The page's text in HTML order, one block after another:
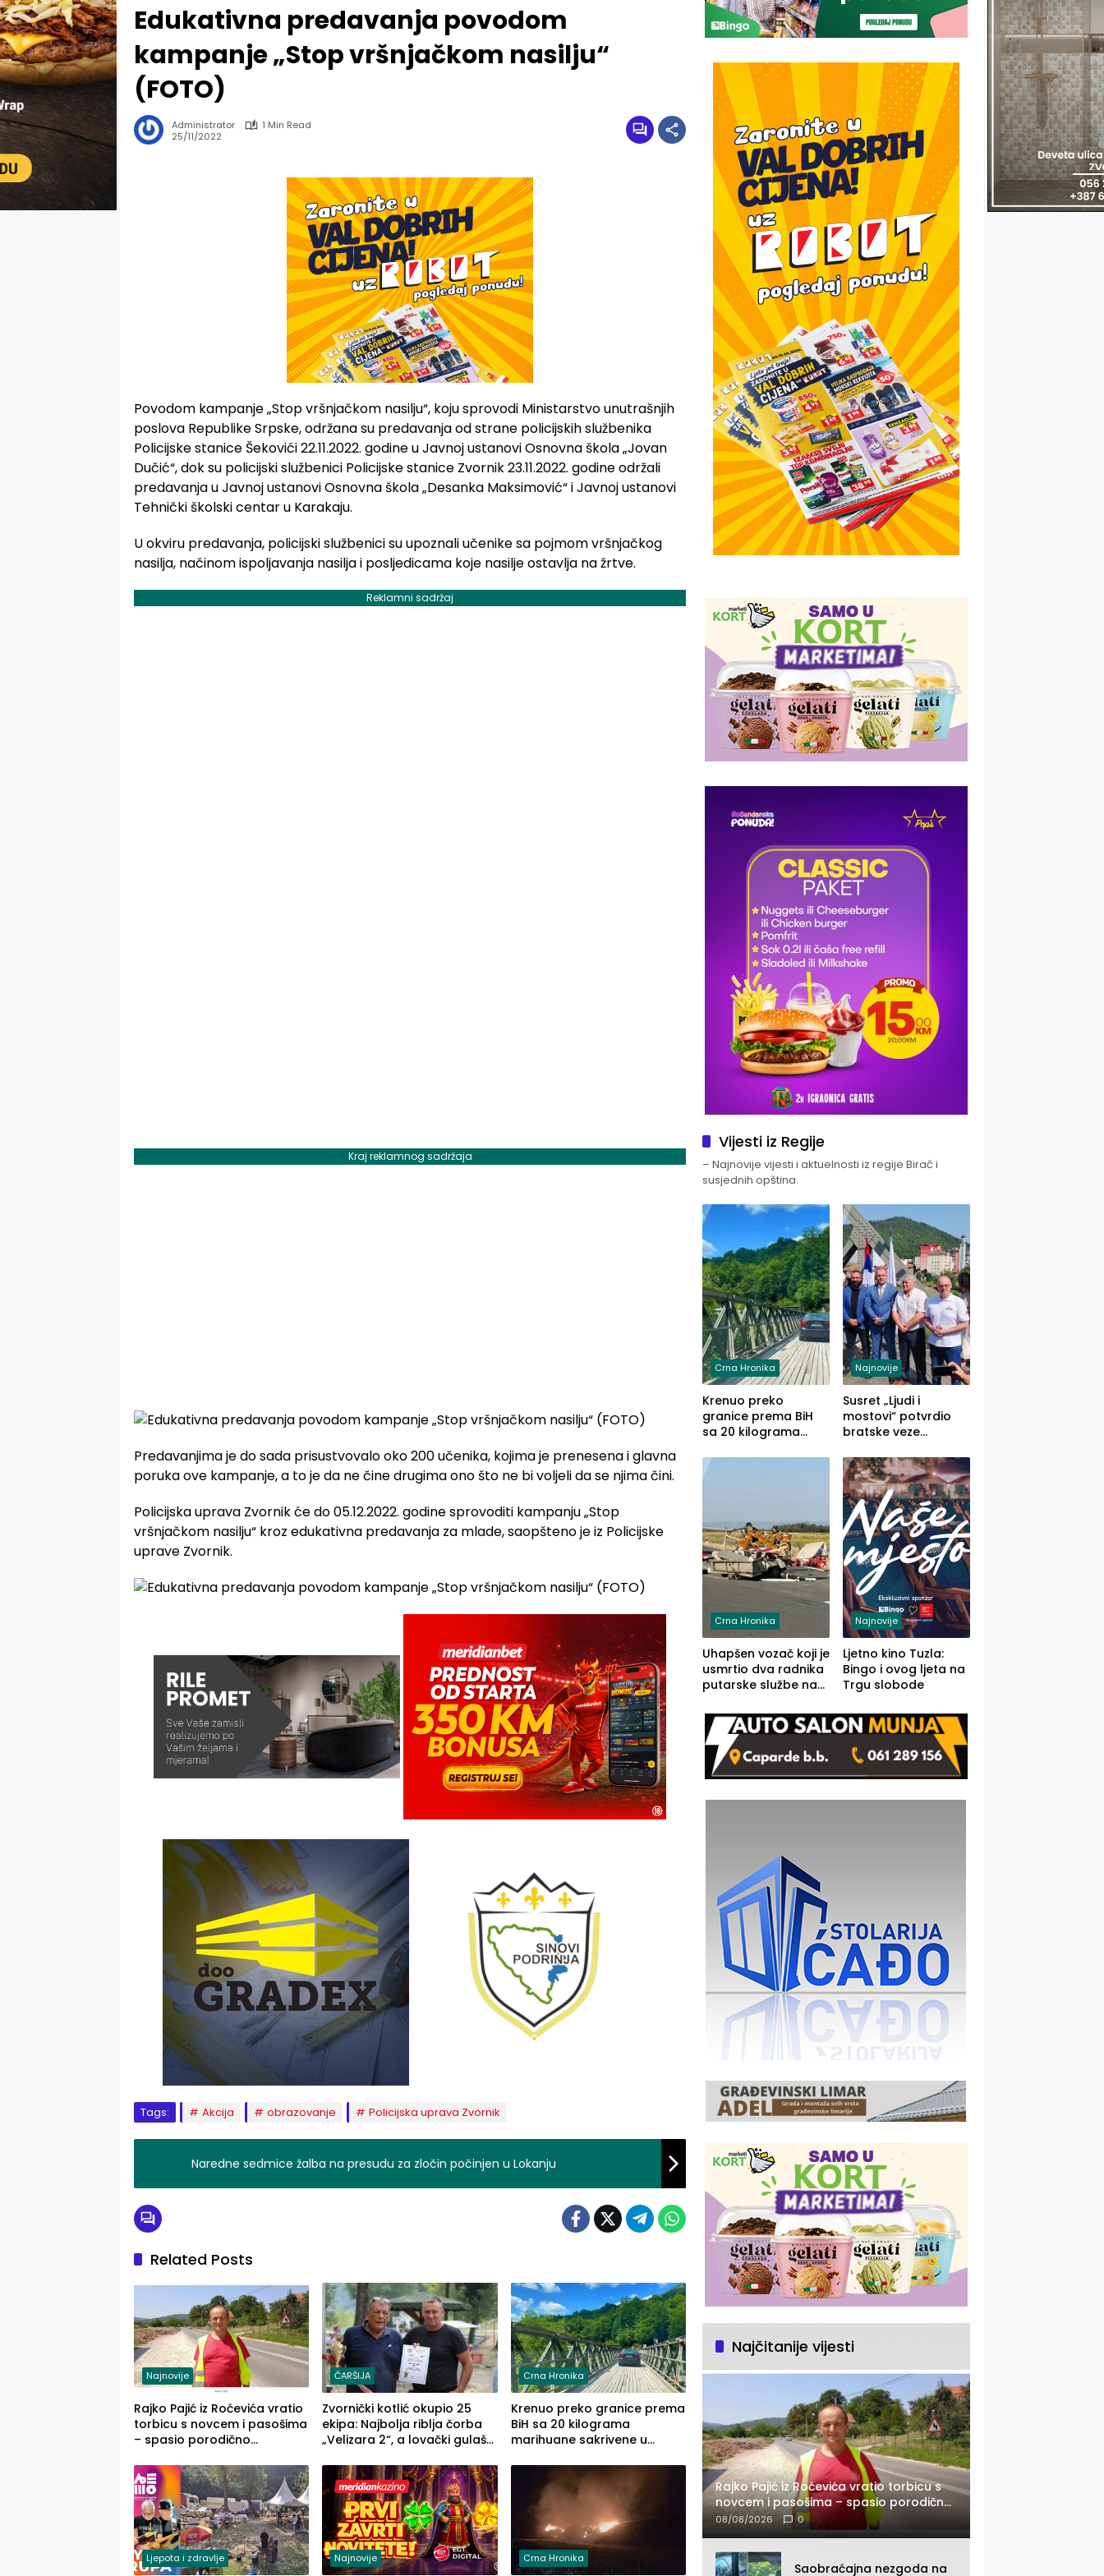
Edukativna predavanja povodom
kampanje „Stop vršnjačkom nasilju“
(FOTO)
Administrator
1 Min Read
25/11/2022
Povodom kampanje „Stop vršnjačkom nasilju“, koju sprovodi Ministarstvo unutrašnjih
poslova Republike Srpske, održana su predavanja od strane policijskih službenika
Policijske stanice Šekovići 22.11.2022. godine u Javnoj ustanovi Osnovna škola „Jovan
Dučić“, dok su policijski službenici Policijske stanice Zvornik 23.11.2022. godine održali
predavanja u Javnoj ustanovi Osnovna škola „Desanka Maksimović“ i Javnoj ustanovi
Tehnički školski centar u Karakaju.
U okviru predavanja, policijski službenici su upoznali učenike sa pojmom vršnjačkog
nasilja, načinom ispoljavanja nasilja i posljedicama koje nasilje ostavlja na žrtve.
Reklamni sadržaj
Kraj reklamnog sadržaja
Predavanjima je do sada prisustvovalo oko 200 učenika, kojima je prenesena i glavna
poruka ove kampanje, a to je da ne čine drugima ono što ne bi voljeli da se njima čini.
Policijska uprava Zvornik će do 05.12.2022. godine sprovoditi kampanju „Stop
vršnjačkom nasilju“ kroz edukativna predavanja za mlade, saopšteno je iz Policijske
uprave Zvornik.
Tags: Akcija obrazovanje Policijska uprava Zvornik
Naredne sedmice žalba na presudu za zločin počinjen u Lokanju
Related Posts
Najnovije
Rajko Pajić iz Roćevića vratio
torbicu s novcem i pasošima
– spasio porodično
ČARŠIJA
Zvornički kotlić okupio 25
ekipa: Najbolja riblja čorba
„Velizara 2“, a lovački gulaš
Crna Hronika
Krenuo preko granice prema
BiH sa 20 kilograma
marihuane sakrivene u
Ljepota i zdravlje Najnovije Crna Hronika
Vijesti iz Regije
– Najnovije vijesti i aktuelnosti iz regije Birač i
susjednih opština.
Crna Hronika
Krenuo preko
granice prema BiH
sa 20 kilograma
u automobilu
Najnovije
Susret „Ljudi i
mostovi“ potvrdio
bratske veze
Zvornika
Crna Hronika
Uhapšen vozač koji je
usmrtio dva radnika
putarske službe na
prema Šapcu
(FOTO)
Najnovije
Ljetno kino Tuzla:
Bingo i ovog ljeta na
Trgu slobode
Najčitanije vijesti
Rajko Pajić iz Roćevića vratio torbicu s
novcem i pasošima – spasio porodično
ljetovanje u Grčkoj
08/08/2026 0
Saobraćajna nezgoda na